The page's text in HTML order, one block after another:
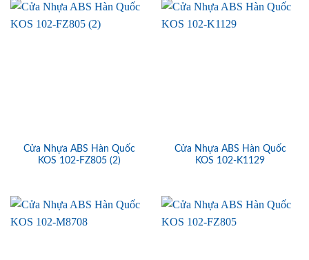
Cửa Nhựa ABS Hàn Quốc
KOS 102-FZ805 (2)
Cửa Nhựa ABS Hàn Quốc
KOS 102-K1129